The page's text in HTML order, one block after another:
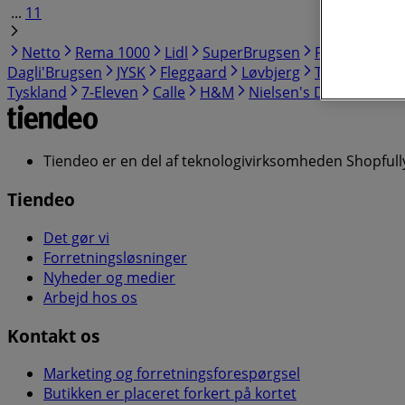
... 11
Netto
Rema 1000 Lidl SuperBrugsen Føtex
Dagli'Brugsen
JYSK Fleggaard Løvbjerg Thansen
Tyskland
7-Eleven Calle H&M Nielsen's Discount
Tiendeo er en del af teknologivirksomheden
Tiendeo
Det gør vi
Forretningsløsninger
Nyheder og medier
Arbejd hos os
Kontakt os
Marketing og forretningsforespørgsel
Butikken er placeret forkert på kortet